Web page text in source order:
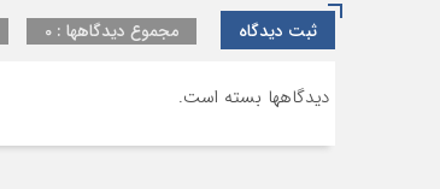
مهندس جمیلی مدیرکل تشکل‌های وزارت
راه و شهرسازی، جناب آقای مهندس
حسینی سرپرست دفتر ترانزیت ، جناب
آقای خناری مدیرکل دفتر ترانزیت گمرک
ج.ا.ا، و جناب آقای زندیه مدیر کارنه تیر اتاق
ثبت دیدگاه مجموع دیدگاهها : 0
دیدگاهها بسته است.